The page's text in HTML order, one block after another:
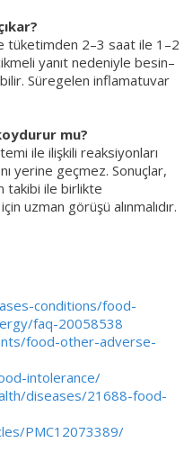
tüketimden 2–3 saat ile 1–2
yanıt nedeniyle besin–
Süregelen inflamatuvar
mu?
ile ilişkili reaksiyonları
yerine geçmez. Sonuçlar,
takibi ile birlikte
uzman görüşü alınmalıdır.
conditions/food-
faq-20058538
food-other-adverse-
intolerance/
diseases/21688-food-
PMC12073389/